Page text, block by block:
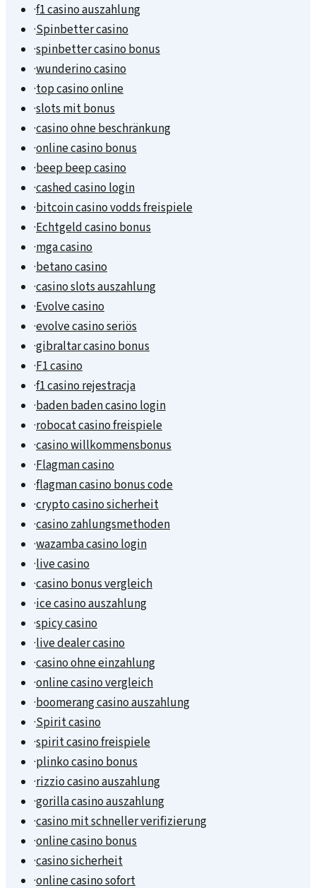
·f1 casino auszahlung
·Spinbetter casino
·spinbetter casino bonus
·wunderino casino
·top casino online
·slots mit bonus
·casino ohne beschränkung
·online casino bonus
·beep beep casino
·cashed casino login
·bitcoin casino vodds freispiele
·Echtgeld casino bonus
·mga casino
·betano casino
·casino slots auszahlung
·Evolve casino
·evolve casino seriös
·gibraltar casino bonus
·F1 casino
·f1 casino rejestracja
·baden baden casino login
·robocat casino freispiele
·casino willkommensbonus
·Flagman casino
·flagman casino bonus code
·crypto casino sicherheit
·casino zahlungsmethoden
·wazamba casino login
·live casino
·casino bonus vergleich
·ice casino auszahlung
·spicy casino
·live dealer casino
·casino ohne einzahlung
·online casino vergleich
·boomerang casino auszahlung
·Spirit casino
·spirit casino freispiele
·plinko casino bonus
·rizzio casino auszahlung
·gorilla casino auszahlung
·casino mit schneller verifizierung
·online casino bonus
·casino sicherheit
·online casino sofort